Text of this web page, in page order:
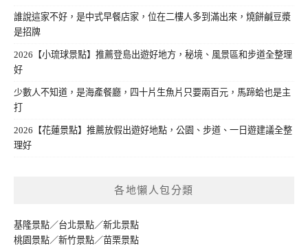
誰說這家不好，是中式早餐店家，位在二樓人多到滿出來，燒餅鹹豆漿
是招牌
2026【小琉球景點】推薦登島出遊好地方，秘境、風景區和步道全整理
好
少數人不知道，是海產餐廳，四十片生魚片只要兩百元，馬蹄蛤也是主
打
2026【花蓮景點】推薦放假出遊好地點，公園、步道、一日遊建議全整
理好
各地懶人包分類
基隆景點／台北景點／新北景點
桃園景點／新竹景點／苗栗景點